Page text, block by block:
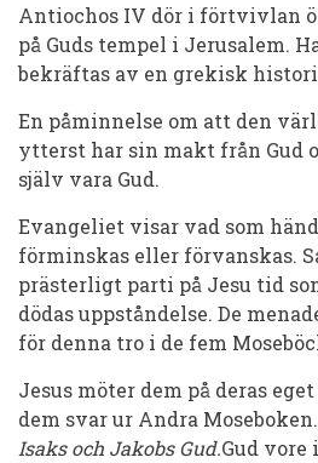
biskop
Antiochos IV dör i förtvivlan
på Guds tem­pel i Jerusalem.
bekräftas av en gre­kisk
En påminnelse om att den
ytterst har sin makt från Gud
själv vara Gud.
Evangeliet visar vad som
förminskas eller för­van­skas.
präster­ligt parti på Jesu tid
dö­das upp­stån­del­se. De
för denna tro i de fem
Jesus möter dem på deras
dem svar ur An­d­­ra
Isaks och Jakobs Gud.Gud vore